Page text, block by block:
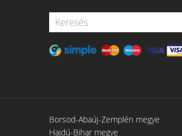
Borsod-Abaúj-Zemplén megye
Hajdú-Bihar megye